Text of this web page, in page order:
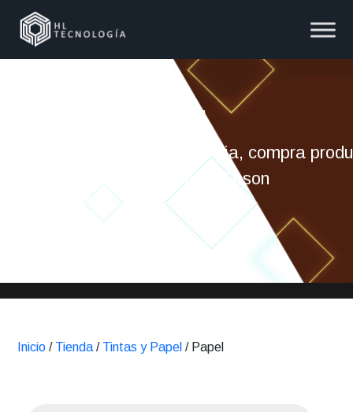
Papel
Para una mejor experiencia, compra
originales Epson
Inicio / Tienda / Tintas y Papel / Papel